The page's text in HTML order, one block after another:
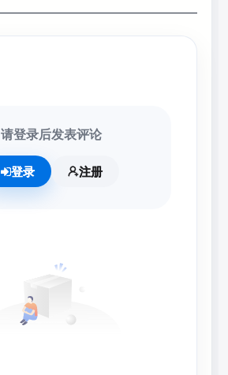
请登录后发表评论
登录 注册